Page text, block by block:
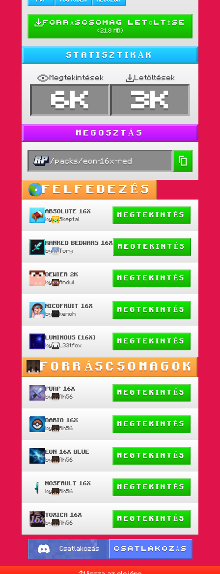
FORRÁSCSOMAG LETÖLTÉSE
(21.8 MB)
STATISZTIKÁK
Megtekintések
6K
Letöltések
3K
MEGOSZTÁS
/packs/eon-16x-red
FELFEDEZÉS
ABSOLUTE 16X
by Skeptal
MEGTEKINTÉS
RANKED BEDWARS 16X
by Tory
MEGTEKINTÉS
DEWIER 2K
by Andwi
MEGTEKINTÉS
NICOFRUIT 16X
by kenoh
MEGTEKINTÉS
LUMINOUS [16X]
by L33tfox
MEGTEKINTÉS
FORRÁSCSOMAGOK
PURP 16X
by Rh56
MEGTEKINTÉS
DARIO 16X
by Rh56
MEGTEKINTÉS
EON 16X BLUE
by Rh56
MEGTEKINTÉS
NOSFAULT 16X
by Rh56
MEGTEKINTÉS
TOXICA 16X
by Rh56
MEGTEKINTÉS
Csatlakozás CSATLAKOZÁS